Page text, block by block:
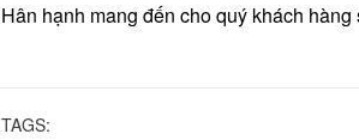
Hân hạnh mang đến cho quý khách
TAGS: